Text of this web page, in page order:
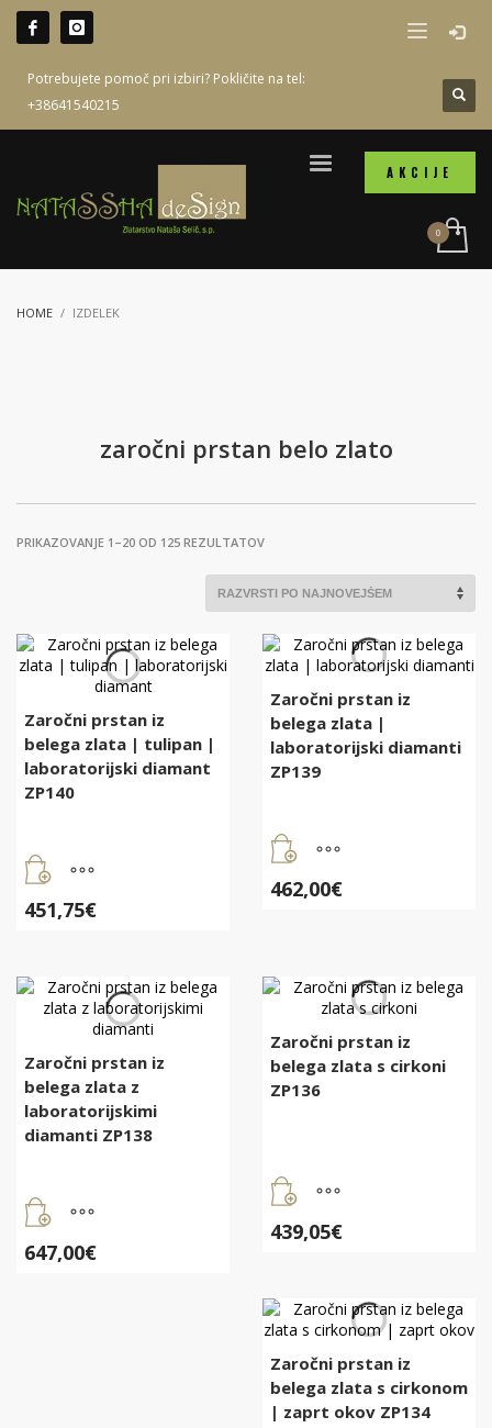
Potrebujete pomoč pri izbiri? Pokličite na tel:
+38641540215
AKCIJE
HOME IZDELEK
zaročni prstan belo zlato
PRIKAZOVANJE 1–20 OD 125 REZULTATOVRAZVRŠČENO
Zaročni prstan iz
belega zlata | tulipan |
laboratorijski diamant
ZP140
451,75€
Zaročni prstan iz
belega zlata |
laboratorijski diamanti
ZP139
462,00€
Zaročni prstan iz
belega zlata z
laboratorijskimi
diamanti ZP138
647,00€
Zaročni prstan iz
belega zlata s cirkoni
ZP136
439,05€
Zaročni prstan iz
belega zlata s cirkonom
| zaprt okov ZP134